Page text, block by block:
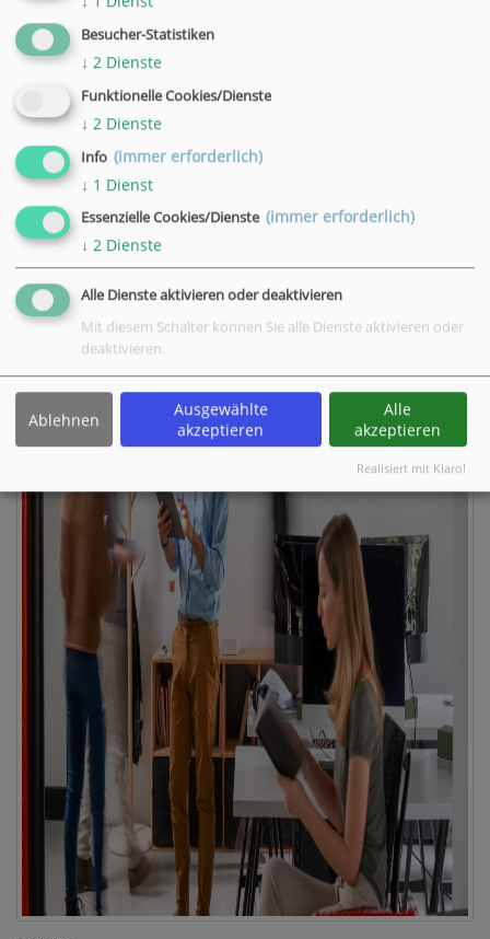
Anwendbarkeit, nicht auf Theorie.
Erleben und Ausprobieren, nicht auf Frontalvorträgen.
Besucher-Statistiken
↓ 2 Dienste
Funktionelle Cookies/Dienste
↓ 2 Dienste
Info (immer erforderlich)
↓ 1 Dienst
Essenzielle Cookies/Dienste (immer erforderlich)
↓ 2 Dienste
Alle Dienste aktivieren oder deaktivieren
Mit diesem Schalter können Sie alle Dienste aktivieren oder
deaktivieren.
Ablehnen
Ausgewählte
akzeptieren
Alle
akzeptieren
Realisiert mit Klaro!